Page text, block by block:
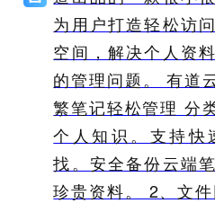
为用户打造轻松访
空间，解决个人资
的管理问题。 有道
繁笔记轻松管理 分
个人知识。支持快
找。安全备份云端
珍贵资料。 2、文